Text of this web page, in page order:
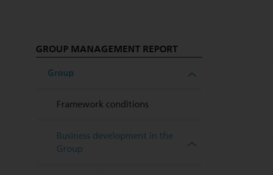
GROUP MANAGEMENT REPORT
Group
Framework conditions
Business development in the
Group